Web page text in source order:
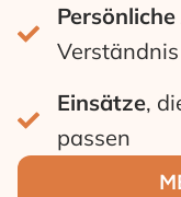
Einsätze,
passen